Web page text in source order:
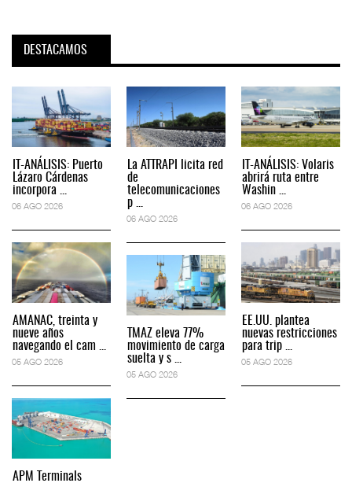
DESTACAMOS
IT-ANÁLISIS: Puerto
Lázaro Cárdenas
incorpora ...
06 AGO 2026
AMANAC, treinta y
nueve años
navegando el cam ...
05 AGO 2026
APM Terminals
La ATTRAPI licita red
de
telecomunicaciones
p ...
06 AGO 2026
TMAZ eleva 77%
movimiento de carga
suelta y s ...
05 AGO 2026
IT-ANÁLISIS: Volaris
abrirá ruta entre
Washin ...
06 AGO 2026
EE.UU. plantea
nuevas restricciones
para trip ...
05 AGO 2026